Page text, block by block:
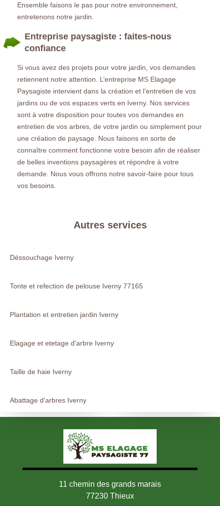
Ensemble faisons le pas pour notre environnement,
entretenons notre jardin.
Entreprise paysagiste : faites-nous
confiance
Si vous avez des projets pour votre jardin, vos demandes
retiennent notre attention. L’entreprise MS Elagage
Paysagiste intervient dans la création et l’entretien de vos
jardins ou de vos espaces verts en Iverny. Nos services
sont à votre disposition pour toutes vos demandes en
entretien de vos arbres, de votre jardin ou simplement pour
une création de paysage. Nous faisons en sorte de
connaître comment fonctionne votre besoin afin de réaliser
de belles inventions paysagères et répondre à votre
demande. Nous vous offrons notre savoir-faire pour tous
vos besoins.
Autres services
Déssouchage Iverny
Tonte et refection de pelouse Iverny 77165
Plantation et entretien jardin Iverny
Elagage et etetage d'arbre Iverny
Taille de haie Iverny
Abattage d'arbres Iverny
11 chemin des grands marais
77230 Thieux